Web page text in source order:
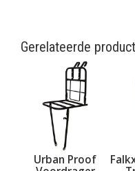
Gerelateerde
Urban Proof